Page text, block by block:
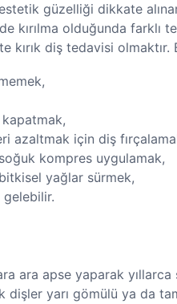
estetik güzelliği dikkate
kırılma olduğunda farklı
diş tedavisi olmaktır.
kapatmak,
azaltmak için diş
kompres uygulamak,
yağlar sürmek,
ara apse yaparak
yarı gömülü ya da